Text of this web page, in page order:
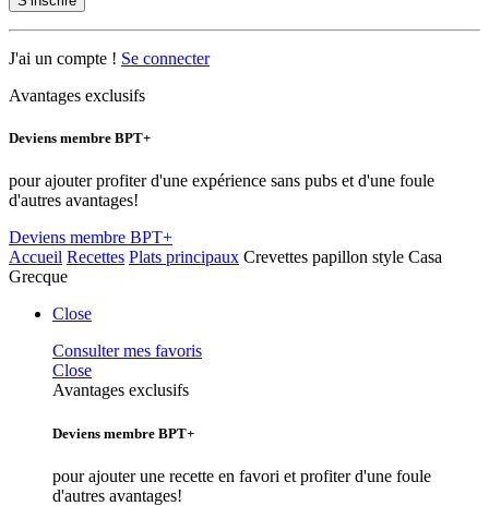
J'ai un compte ! Se connecter
Avantages exclusifs
Deviens membre BPT+
pour ajouter profiter d'une expérience sans pubs et d'une foule
d'autres avantages!
Deviens membre BPT+
Accueil Recettes Plats principaux Crevettes papillon style Casa
Grecque
Close
Consulter mes favoris
Close
Avantages exclusifs
Deviens membre BPT+
pour ajouter une recette en favori et profiter d'une foule
d'autres avantages!